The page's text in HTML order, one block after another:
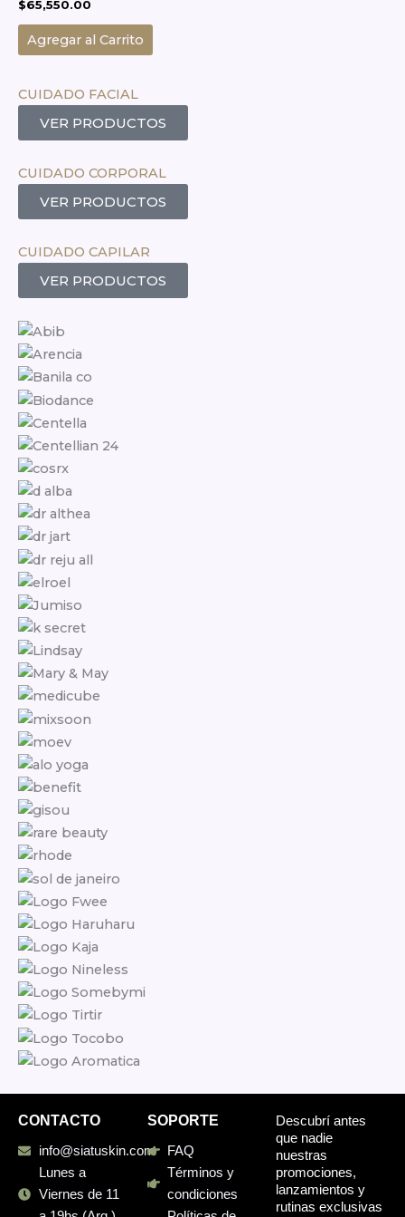
$65,550.00
Agregar al Carrito
CUIDADO FACIAL
VER PRODUCTOS
CUIDADO CORPORAL
VER PRODUCTOS
CUIDADO CAPILAR
VER PRODUCTOS
CONTACTO
info@siatuskin.com
Lunes a
Viernes de 11
SOPORTE
FAQ
Términos y
condiciones
Descubrí antes
que nadie
nuestras
promociones,
lanzamientos y
rutinas exclusivas